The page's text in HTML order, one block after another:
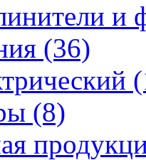
и
(36)
(8)